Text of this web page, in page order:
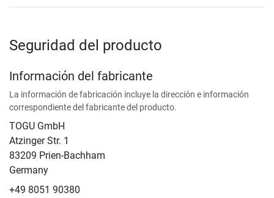
Seguridad del producto
Información del fabricante
La información de fabricación incluye la dirección e información
correspondiente del fabricante del producto.
TOGU GmbH
Atzinger Str. 1
83209 Prien-Bachham
Germany
+49 8051 90380